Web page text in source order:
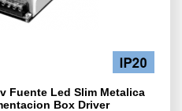
Fuente Led Slim Metalica
Box Driver